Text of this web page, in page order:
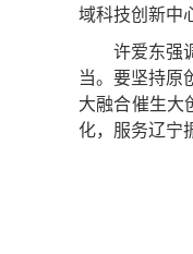
域科技创新中
许爱东强
当。要坚持原
大融合催生大
化，服务辽宁